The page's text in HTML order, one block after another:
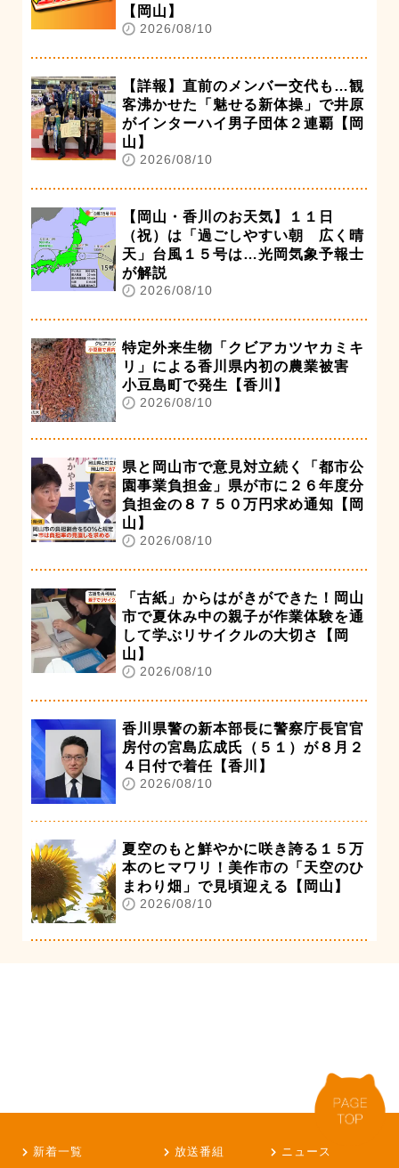
【岡山】
2026/08/10
【詳報】直前のメンバー交代も…観
客沸かせた「魅せる新体操」で井原
がインターハイ男子団体２連覇【岡
山】
2026/08/10
【岡山・香川のお天気】１１日
（祝）は「過ごしやすい朝 広く晴
天」台風１５号は…光岡気象予報士
が解説
2026/08/10
特定外来生物「クビアカツヤカミキ
リ」による香川県内初の農業被害
小豆島町で発生【香川】
2026/08/10
県と岡山市で意見対立続く「都市公
園事業負担金」県が市に２６年度分
負担金の８７５０万円求め通知【岡
山】
2026/08/10
「古紙」からはがきができた！岡山
市で夏休み中の親子が作業体験を通
して学ぶリサイクルの大切さ【岡
山】
2026/08/10
香川県警の新本部長に警察庁長官官
房付の宮島広成氏（５１）が８月２
４日付で着任【香川】
2026/08/10
夏空のもと鮮やかに咲き誇る１５万
本のヒマワリ！美作市の「天空のひ
まわり畑」で見頃迎える【岡山】
2026/08/10
新着一覧 放送番組
ニュース